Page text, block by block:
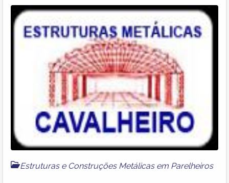
Estruturas e Construções Metálicas em Parelheiros